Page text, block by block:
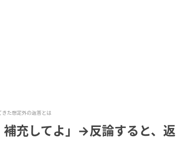
た想定外の返答とは
充してよ」→反論すると、返